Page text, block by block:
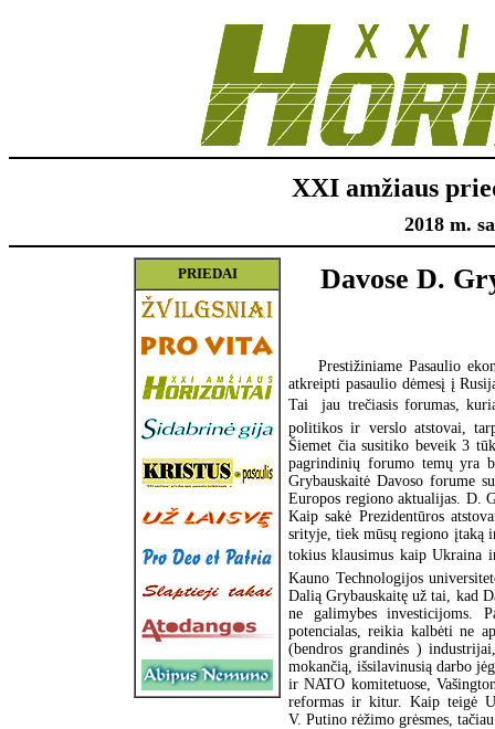
XXI amžiaus
2018 m.
PRIEDAI Davose D.
Prestižiniame Pasaulio
atkreipti pasaulio dėmesį į
Tai  jau trečiasis forumas,
politikos ir verslo atstovai,
Šiemet čia susitiko beveik 3
pagrindinių forumo temų yra
Grybauskaitė Davoso forume
Europos regiono aktualijas. D.
Kaip sakė Prezidentūros
srityje, tiek mūsų regiono įtaką
tokius klausimus kaip Ukraina ir
Kauno Technologijos
Dalią Grybauskaitę už tai, kad
ne galimybes investicijoms.
potencialas, reikia kalbėti ne
(bendros grandinės )
mokančią, išsilavinusią darbo
ir NATO komitetuose,
reformas ir kitur. Kaip teigė
V. Putino rėžimo grėsmes,